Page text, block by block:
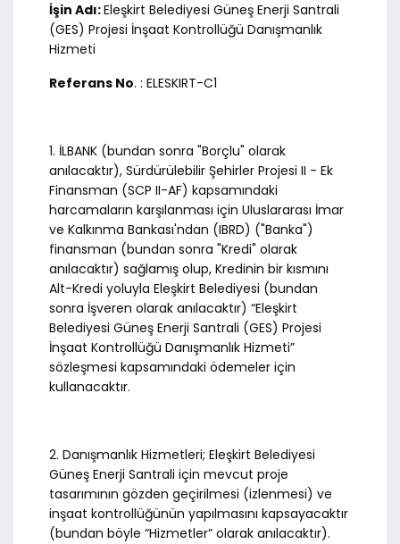
İşin Adı:Eleşkirt Belediyesi Güneş Enerji Santrali
(GES) Projesi İnşaat Kontrollüğü Danışmanlık
Hizmeti
Referans No. : ELESKIRT-C1
1. İLBANK (bundan sonra "Borçlu" olarak
anılacaktır), Sürdürülebilir Şehirler Projesi II - Ek
Finansman (SCP II-AF) kapsamındaki
harcamaların karşılanması için Uluslararası İmar
ve Kalkınma Bankası'ndan (IBRD) ("Banka")
finansman (bundan sonra "Kredi" olarak
anılacaktır) sağlamış olup, Kredinin bir kısmını
Alt-Kredi yoluyla Eleşkirt Belediyesi (bundan
sonra İşveren olarak anılacaktır) “Eleşkirt
Belediyesi Güneş Enerji Santrali (GES) Projesi
İnşaat Kontrollüğü Danışmanlık Hizmeti”
sözleşmesi kapsamındaki ödemeler için
kullanacaktır.
2. Danışmanlık Hizmetleri; Eleşkirt Belediyesi
Güneş Enerji Santrali için mevcut proje
tasarımının gözden geçirilmesi (izlenmesi) ve
inşaat kontrollüğünün yapılmasını kapsayacaktır
(bundan böyle “Hizmetler” olarak anılacaktır).